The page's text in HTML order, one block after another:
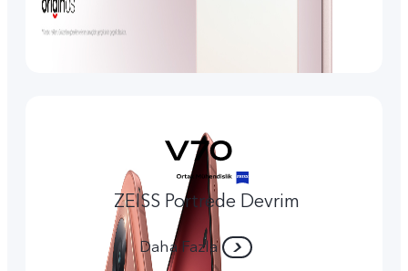
ZEISS Portrede Devrim
Daha Fazla